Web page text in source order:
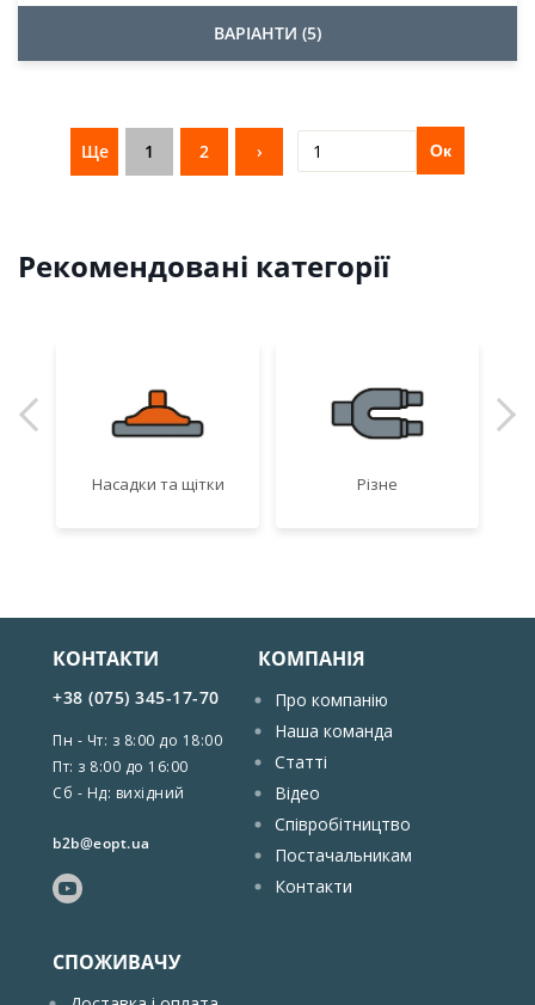
ВАРІАНТИ (5)
Ще 1 2 › Ок
Рекомендовані категорії
Насадки та щітки Різне
КОНТАКТИ
+38 (075) 345-17-70
Пн - Чт: з 8:00 до 18:00
Пт: з 8:00 до 16:00
Сб - Нд: вихідний
b2b@eopt.ua
КОМПАНІЯ
Про компанію
Наша команда
Статті
Відео
Співробітництво
Постачальникам
Контакти
СПОЖИВАЧУ